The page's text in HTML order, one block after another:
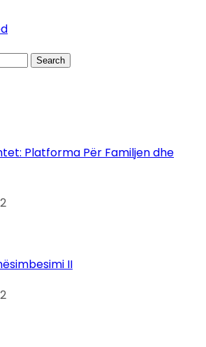
Platforma Për Familjen dhe
II